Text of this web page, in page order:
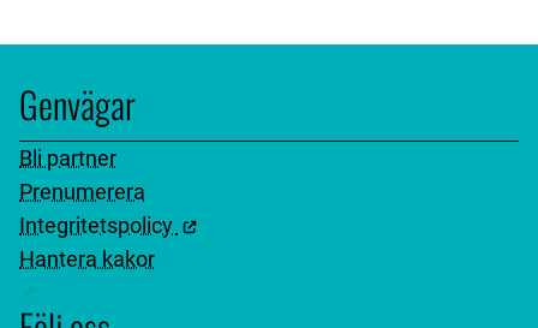
Genvägar
Bli partner
Prenumerera
Integritetspolicy
Hantera kakor